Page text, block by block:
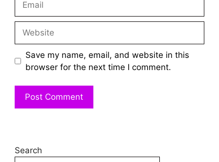
Save my name, email, and website in this
browser for the next time I comment.
Search